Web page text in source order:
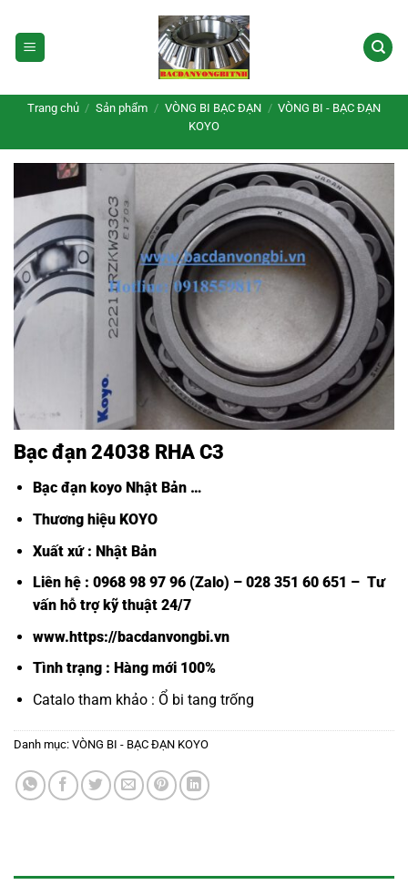
qua
nội
Trang chủ / Sản phẩm / VÒNG BI BẠC ĐẠN / VÒNG BI - BẠC ĐẠN
KOYO
Bạc đạn 24038 RHA C3
Bạc đạn koyo Nhật Bản…
Thương hiệu KOYO
Xuất xứ : Nhật Bản
Liên hệ : 0968 98 97 96 (Zalo) – 028 351 60 651 – Tư
vấn hỗ trợ kỹ thuật 24/7
www.https://bacdanvongbi.vn
Tình trạng : Hàng mới 100%
Catalo tham khảo : Ổ bi tang trống
Danh mục: VÒNG BI - BẠC ĐẠN KOYO